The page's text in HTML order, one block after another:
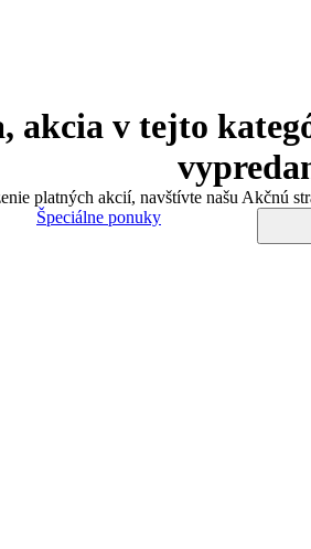
akcia v tejto
platných akcií, navštívte našu Akčnú
Špeciálne ponuky